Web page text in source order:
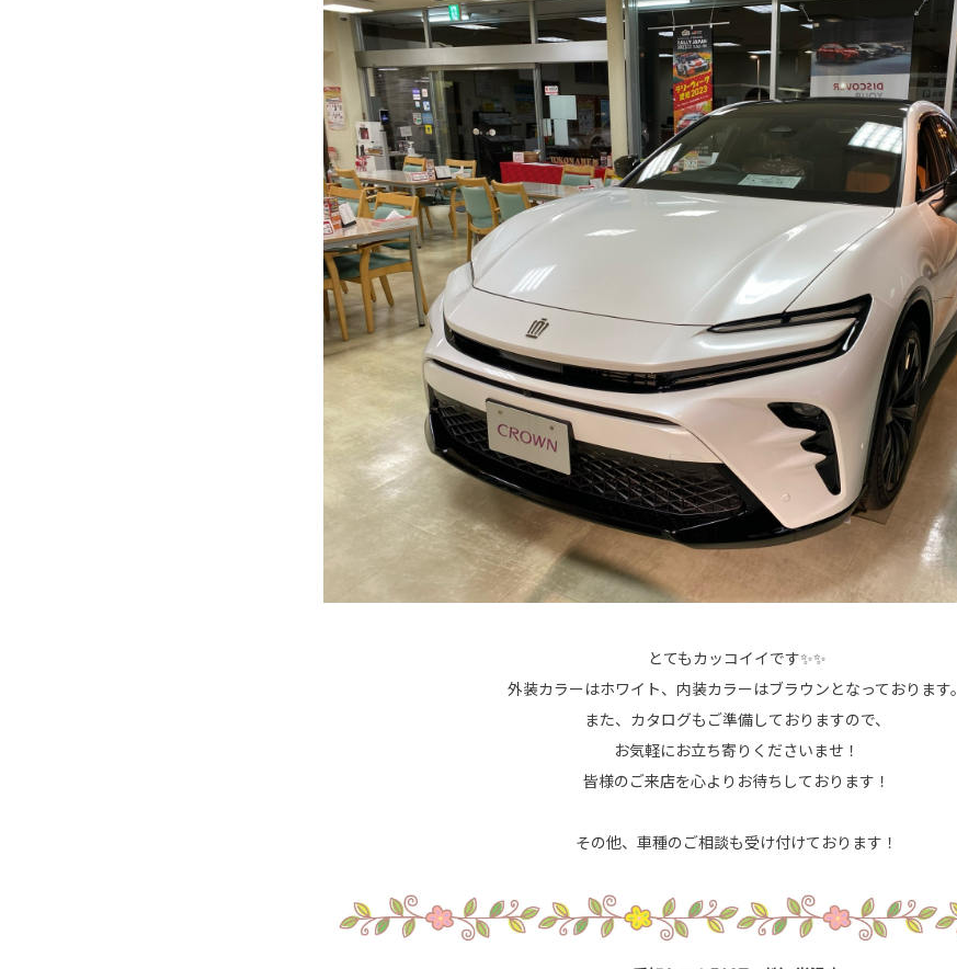
とてもカッコイイです✨✨
外装カラーはホワイト、内装カラーはブラウンとなっております。
また、カタログもご準備しておりますので、
お気軽にお立ち寄りくださいませ！
皆様のご来店を心よりお待ちしております！
その他、車種のご相談も受け付けております！